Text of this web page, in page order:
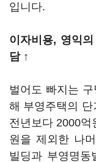
입니다.
이자비용, 영익
담 ↑
벌어도 빠지는
해 부영주택의
전년보다 2000
원을 제외한 나
빌딩과 부영명동